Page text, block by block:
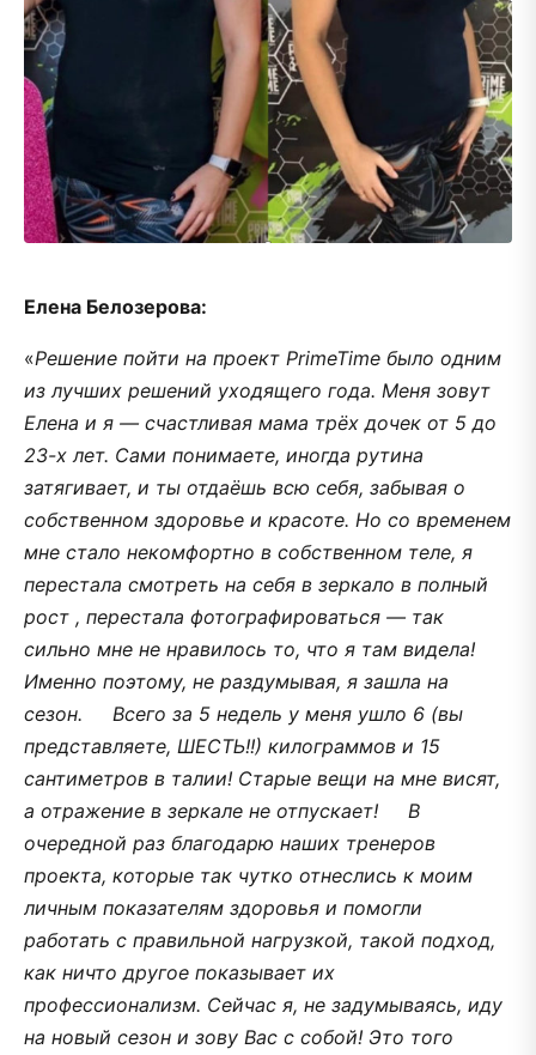
Елена Белозерова:
«Решение пойти на проект PrimeTime было одним
из лучших решений уходящего года. Меня зовут
Елена и я — счастливая мама трёх дочек от 5 до
23-х лет. Сами понимаете, иногда рутина
затягивает, и ты отдаёшь всю себя, забывая о
собственном здоровье и красоте. Но со временем
мне стало некомфортно в собственном теле, я
перестала смотреть на себя в зеркало в полный
рост , перестала фотографироваться — так
сильно мне не нравилось то, что я там видела!
Именно поэтому, не раздумывая, я зашла на
сезон. Всего за 5 недель у меня ушло 6 (вы
представляете, ШЕСТЬ!!) килограммов и 15
сантиметров в талии! Старые вещи на мне висят,
а отражение в зеркале не отпускает! В
очередной раз благодарю наших тренеров
проекта, которые так чутко отнеслись к моим
личным показателям здоровья и помогли
работать с правильной нагрузкой, такой подход,
как ничто другое показывает их
профессионализм. Сейчас я, не задумываясь, иду
на новый сезон и зову Вас с собой! Это того